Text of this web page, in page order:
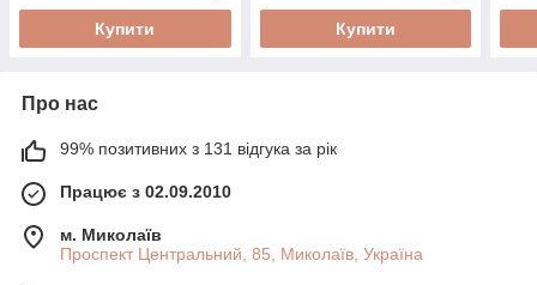
Купити Купити
Про нас
99% позитивних з 131 відгука за рік
Працює з 02.09.2010
м. Миколаїв
Проспект Центральний, 85, Миколаїв, Україна